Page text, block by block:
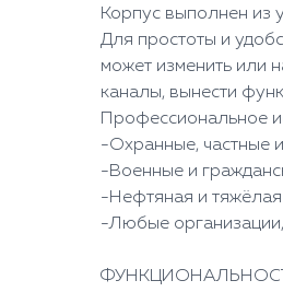
Корпус выполнен из
Для простоты и
может изменить или
каналы, вынести
Профессиональное
-Охранные, частные
-Военные и
-Нефтяная и
-Любые